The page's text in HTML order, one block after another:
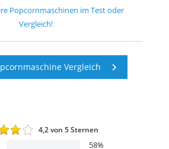
Popcornmaschinen im Test oder
Vergleich!
Vergleich
4,2von 5 Sternen
58%